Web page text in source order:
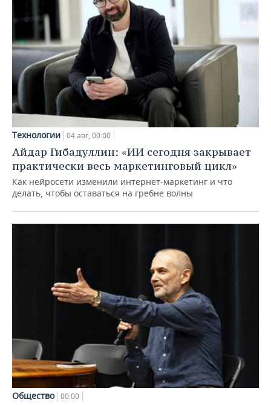
Технологии 04 авг, 00:00
Айдар Гибадуллин: «ИИ сегодня закрывает
практически весь маркетинговый цикл»
Как нейросети изменили интернет-маркетинг и что
делать, чтобы оставаться на гребне волны
Общество 00:00